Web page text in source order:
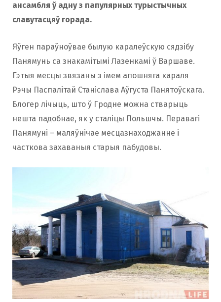
ансамбля ў адну з папулярных турыстычных
славутасцяў горада.
Яўген параўноўвае былую каралеўскую сядзібу
Панямунь са знакамітымі Лазенкамі ў Варшаве.
Гэтыя месцы звязаны з імем апошняга караля
Рэчы Паспалітай Станіслава Аўгуста Панятоўскага.
Блогер лічыць, што ў Гродне можна стварыць
нешта падобнае, як у сталіцы Польшчы. Перавагі
Панямуні – маляўнічае месцазнаходжанне і
часткова захаваныя старыя пабудовы.